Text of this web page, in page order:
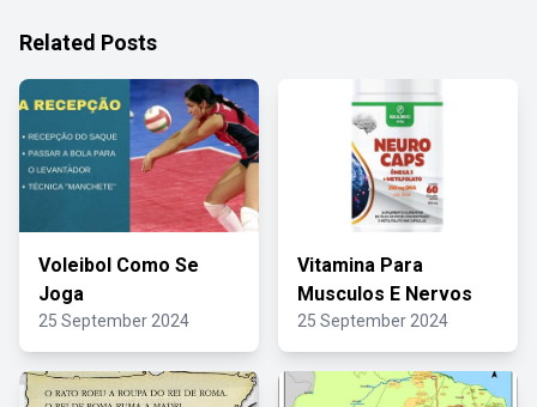
Related Posts
Voleibol Como Se
Joga
25 September 2024
Vitamina Para
Musculos E Nervos
25 September 2024